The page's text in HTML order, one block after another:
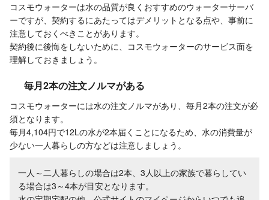
コスモウォーターは水の品質が良くおすすめのウォーターサーバ
ーですが、契約するにあたってはデメリットとなる点や、事前に
注意しておくべきことがあります。
契約後に後悔をしないために、コスモウォーターのサービス面を
理解しておきましょう。
毎月2本の注文ノルマがある
コスモウォーターには水の注文ノルマがあり、毎月2本の注文が必
須となります。
毎月4,104円で12Lの水が2本届くことになるため、水の消費量が
少ない一人暮らしの方などは注意しましょう。
一人～二人暮らしの場合は2本、3人以上の家族で暮らしてい
る場合は3～4本が目安となります。